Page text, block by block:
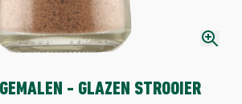
- GLAZEN STROOIER